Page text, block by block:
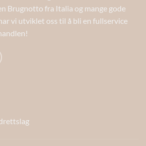
Brugnotto fra Italia og mange gode
vi utviklet oss til å bli en fullservice